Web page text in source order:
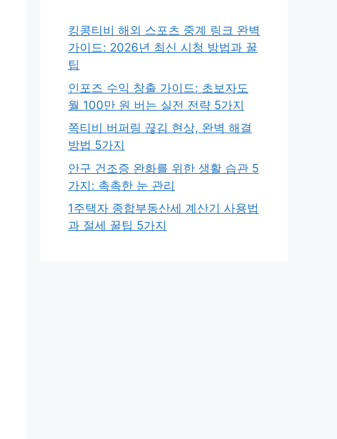
킹콩티비 해외 스포츠 중계 링크 완벽
가이드: 2026년 최신 시청 방법과 꿀
팁
인포즈 수익 창출 가이드: 초보자도
월 100만 원 버는 실전 전략 5가지
쪽티비 버퍼링 끊김 현상, 완벽 해결
방법 5가지
안구 건조증 완화를 위한 생활 습관 5
가지: 촉촉한 눈 관리
1주택자 종합부동산세 계산기 사용법
과 절세 꿀팁 5가지